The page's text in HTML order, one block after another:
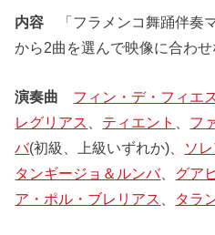
内容 「フラメンコ舞踊伴奏
から2曲を選んで映像に合わせ
演奏曲 フィン・デ・フィエ
レグリアス
ティエント
フ
バ(初級、上級いずれか)、 ソ
タンギージョ＆ルンバ、 グア
ア・ポル・ブレリアス
タラ